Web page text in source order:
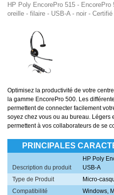
HP Poly EncorePro 515 -
oreille - filaire - USB-A - noir -
Optimisez la productivité de votre
la gamme EncorePro 500. Les
permettent de connecter facilement
soyez chez vous ou au bureau. Légers
permettent à vos collaborateurs de se
PRINCIPALES
Description du produit
HP Poly
USB-A
Type de Produit
Micro-
Compatibilité
Windows,